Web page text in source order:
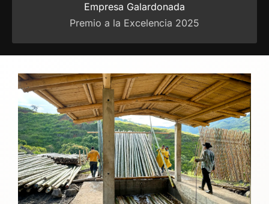
Empresa Galardonada
Premio a la Excelencia 2025